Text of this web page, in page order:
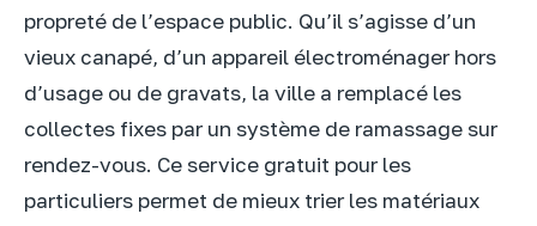
propreté de l’espace public. Qu’il s’agisse d’un
vieux canapé, d’un appareil électroménager hors
d’usage ou de gravats, la ville a remplacé les
collectes fixes par un système de ramassage sur
rendez-vous. Ce service gratuit pour les
particuliers permet de mieux trier les matériaux